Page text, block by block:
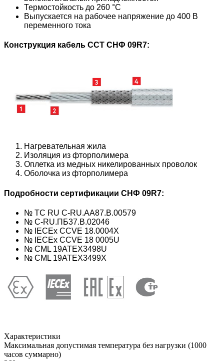
Термостойкость до 260 °С
Выпускается на рабочее напряжение до 400 В
переменного тока
Конструкция кабель ССТ СНФ 09R7:
Нагревательная жила
Изоляция из фторполимера
Оплетка из медных никелированных проволок
Оболочка из фторполимера
Подробности сертификации СНФ 09R7:
№ ТС RU C-RU.AA87.B.00579
№ C-RU.ПБ37.В.02046
№ IECEx CCVE 18.0004X
№ IECEx CCVE 18 0005U
№ CML 19ATEX3498U
№ CML 19ATEX3499Х
Характеристики
Максимальная допустимая температура без нагрузки (1000
часов суммарно)